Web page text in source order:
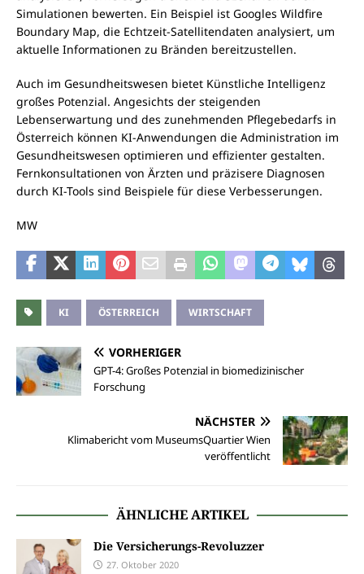
Simulationen bewerten. Ein Beispiel ist Googles Wildfire
Boundary Map, die Echtzeit-Satellitendaten analysiert, um
aktuelle Informationen zu Bränden bereitzustellen.
Auch im Gesundheitswesen bietet Künstliche Intelligenz
großes Potenzial. Angesichts der steigenden
Lebenserwartung und des zunehmenden Pflegebedarfs in
Österreich können KI-Anwendungen die Administration im
Gesundheitswesen optimieren und effizienter gestalten.
Fernkonsultationen von Ärzten und präzisere Diagnosen
durch KI-Tools sind Beispiele für diese Verbesserungen.
MW
KI ÖSTERREICH WIRTSCHAFT
VORHERIGER
GPT-4: Großes Potenzial in biomedizinischer
Forschung
NÄCHSTER
Klimabericht vom MuseumsQuartier Wien
veröffentlicht
ÄHNLICHE ARTIKEL
Die Versicherungs-Revoluzzer
27. Oktober 2020